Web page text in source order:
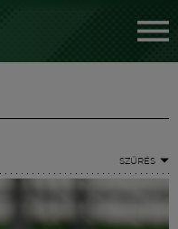
SZŰRÉS